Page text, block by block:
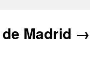
Madrid →